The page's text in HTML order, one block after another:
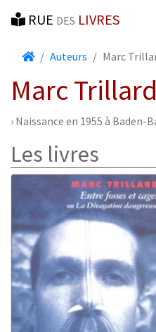
RUE DES LIVRES
AccueilAuteurs Marc
Marc Trillard
› Naissance en 1955 à Baden-
Les livres